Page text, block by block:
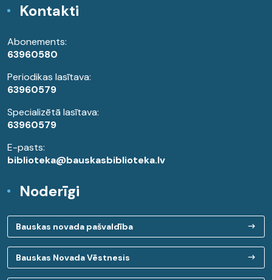
Kontakti
Abonements:
63960580
Periodikas lasītava:
63960579
Specializētā lasītava:
63960579
E-pasts:
biblioteka@bauskasbiblioteka.lv
Noderīgi
Bauskas novada pašvaldība
Bauskas Novada Vēstnesis